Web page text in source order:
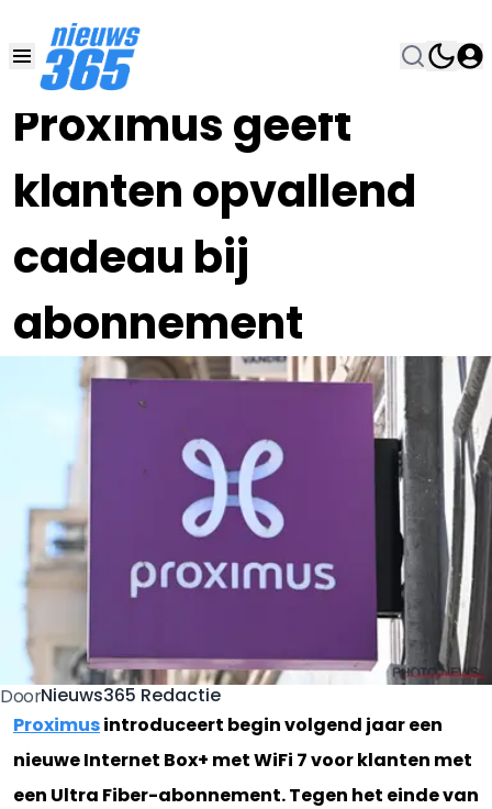
Proximus geeft
klanten opvallend
cadeau bij
abonnement
28 NOV 2025, 9:00
DoorNieuws365 Redactie
Proximusintroduceert begin volgend jaar een
nieuwe Internet Box+ met WiFi 7 voor klanten met
een Ultra Fiber-abonnement. Tegen het einde van